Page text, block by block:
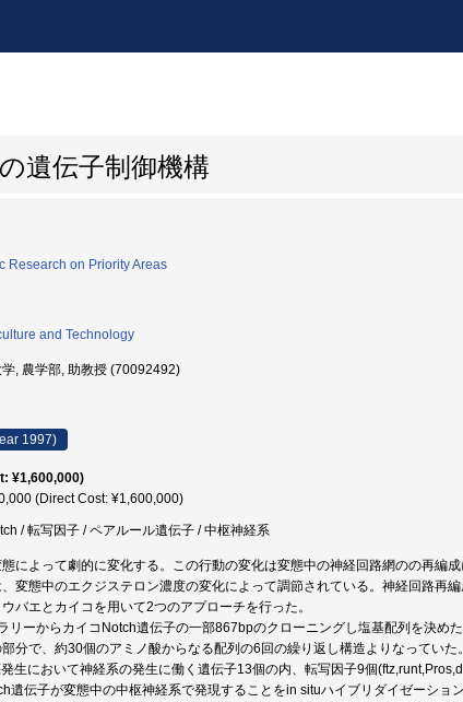
遺伝子制御機構
Research on Priority Areas
and Technology
, 農学部, 助教授 (70092492)
1997)
¥1,600,000)
(Direct Cost: ¥1,600,000)
/ 転写因子 / ペアルール遺伝子 / 中枢神経系
によって劇的に変化する。この行動の変化は変態中の神経回路網のの再編
変態中のエクジステロン濃度の変化によって調節されている。神経回路再
バエとカイコを用いて2つのアプローチを行った。
リーからカイコNotch遺伝子の一部867bpのクローニングし塩基配列を決め
分で、約30個のアミノ酸からなる配列の6回の繰り返し構造よりなっていた。
生において神経系の発生に働く遺伝子13個の内、転写因子9個
遺伝子が変態中の中枢神経系で発現することをin situハイブリダイゼーショ